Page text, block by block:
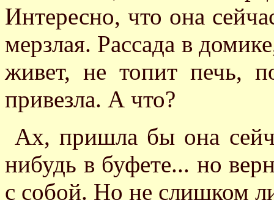
Интересно, что она
мерзлая. Рассада в
живет, не топит печь,
привезла. А что?
Ах, пришла бы она
нибудь в буфете... но
с собой. Но не слишком